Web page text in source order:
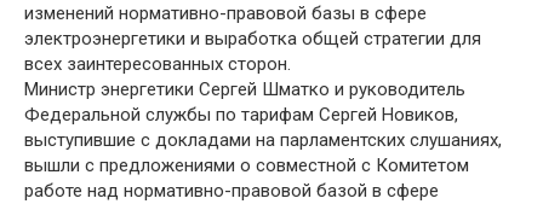
изменений нормативно-правовой базы в сфере
электроэнергетики и выработка общей стратегии для
всех заинтересованных сторон.
Министр энергетики Сергей Шматко и руководитель
Федеральной службы по тарифам Сергей Новиков,
выступившие с докладами на парламентских слушаниях,
вышли с предложениями о совместной с Комитетом
работе над нормативно-правовой базой в сфере